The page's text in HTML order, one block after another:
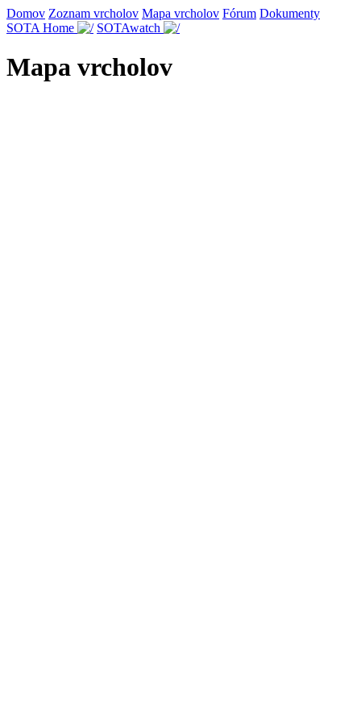
Domov Zoznam vrcholov Mapa vrcholov Fórum Dokumenty
SOTA Home
SOTAwatch
Mapa vrcholov